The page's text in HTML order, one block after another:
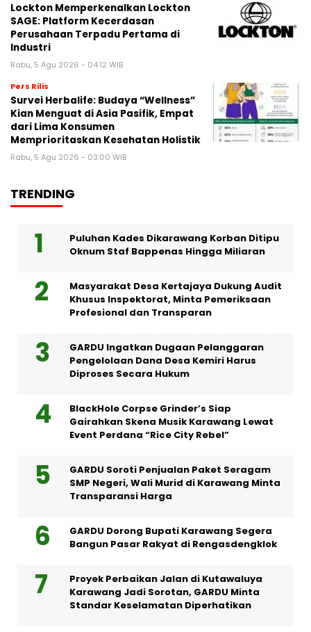
Lockton Memperkenalkan Lockton
SAGE: Platform Kecerdasan
Perusahaan Terpadu Pertama di
Industri
Rabu, 5 Agu 2026 - 04:12 WIB
Pers Rilis
Survei Herbalife: Budaya “Wellness”
Kian Menguat di Asia Pasifik, Empat
dari Lima Konsumen
Memprioritaskan Kesehatan Holistik
Rabu, 5 Agu 2026 - 03:00 WIB
TRENDING
Puluhan Kades Dikarawang Korban Ditipu
Oknum Staf Bappenas Hingga Miliaran
Masyarakat Desa Kertajaya Dukung Audit
Khusus Inspektorat, Minta Pemeriksaan
Profesional dan Transparan
GARDU Ingatkan Dugaan Pelanggaran
Pengelolaan Dana Desa Kemiri Harus
Diproses Secara Hukum
BlackHole Corpse Grinder’s Siap
Gairahkan Skena Musik Karawang Lewat
Event Perdana “Rice City Rebel”
GARDU Soroti Penjualan Paket Seragam
SMP Negeri, Wali Murid di Karawang Minta
Transparansi Harga
GARDU Dorong Bupati Karawang Segera
Bangun Pasar Rakyat di Rengasdengklok
Proyek Perbaikan Jalan di Kutawaluya
Karawang Jadi Sorotan, GARDU Minta
Standar Keselamatan Diperhatikan